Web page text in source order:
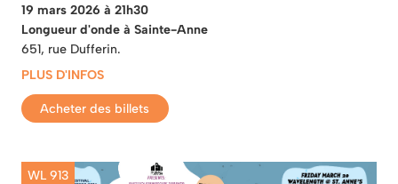
19 mars 2026 à 21h30
Longueur d'onde à Sainte-Anne
651, rue Dufferin.
PLUS D'INFOS
Acheter des billets
WL 913